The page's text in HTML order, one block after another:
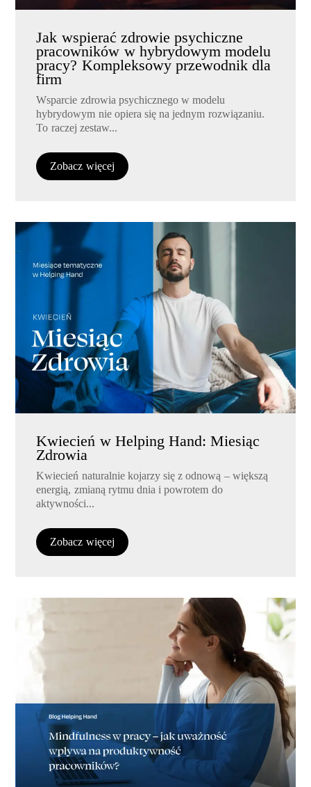
Jak wspierać zdrowie psychiczne
pracowników w hybrydowym modelu
pracy? Kompleksowy przewodnik dla
firm
Wsparcie zdrowia psychicznego w modelu
hybrydowym nie opiera się na jednym rozwiązaniu.
To raczej zestaw...
Zobacz więcej
Kwiecień w Helping Hand: Miesiąc
Zdrowia
Kwiecień naturalnie kojarzy się z odnową – większą
energią, zmianą rytmu dnia i powrotem do
aktywności...
Zobacz więcej